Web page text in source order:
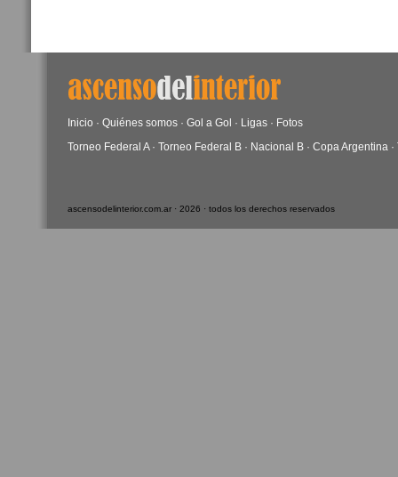
Inicio · Quiénes somos · Gol a Gol · Ligas · Fotos
Torneo Federal A· Torneo Federal B · Nacional B · Copa Argentina ·
ascensodelinterior.com.ar · 2026 · todos los derechos reservados